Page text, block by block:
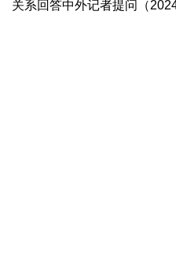
关系回答中外记者提问（